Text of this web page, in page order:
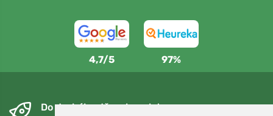
4,7/5 97%
Do druhého dňa a bezplatne